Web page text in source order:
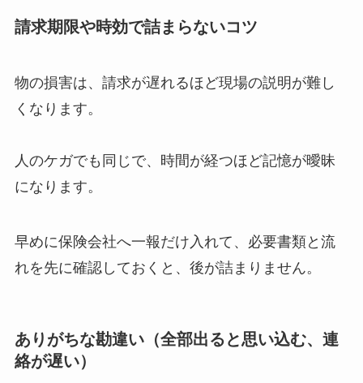
請求期限や時効で詰まらないコツ
物の損害は、請求が遅れるほど現場の説明が難し
くなります。
人のケガでも同じで、時間が経つほど記憶が曖昧
になります。
早めに保険会社へ一報だけ入れて、必要書類と流
れを先に確認しておくと、後が詰まりません。
ありがちな勘違い（全部出ると思い込む、連
絡が遅い）